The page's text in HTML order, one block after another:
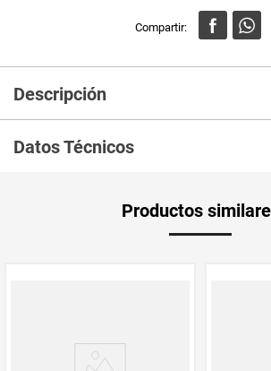
Descripción
Datos Técnicos
Productos